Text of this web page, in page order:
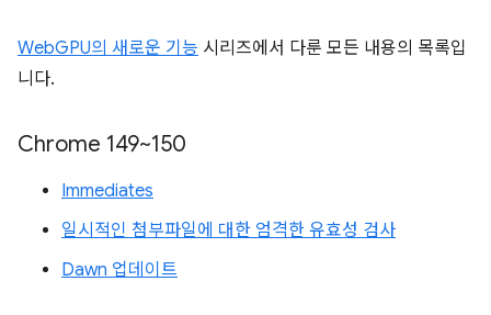
WebGPU의 새로운 기능 시리즈에서 다룬 모든 내용의 목록입
니다.
Chrome 149~150
Immediates
일시적인 첨부파일에 대한 엄격한 유효성 검사
Dawn 업데이트